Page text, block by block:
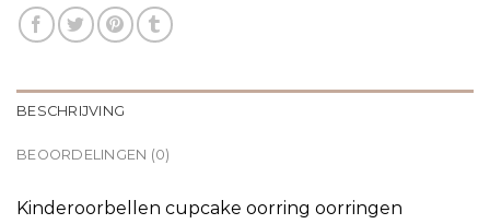
BESCHRIJVING
BEOORDELINGEN (0)
Kinderoorbellen cupcake oorring oorringen